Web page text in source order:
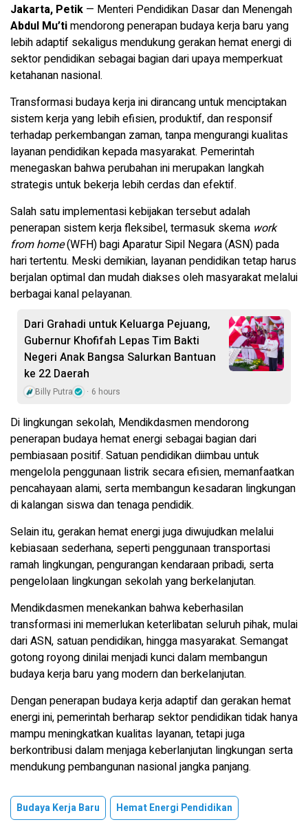
Jakarta, Petik — Menteri Pendidikan Dasar dan Menengah
Abdul Mu’timendorong penerapan budaya kerja baru yang
lebih adaptif sekaligus mendukung gerakan hemat energi di
sektor pendidikan sebagai bagian dari upaya memperkuat
ketahanan nasional.
Transformasi budaya kerja ini dirancang untuk menciptakan
sistem kerja yang lebih efisien, produktif, dan responsif
terhadap perkembangan zaman, tanpa mengurangi kualitas
layanan pendidikan kepada masyarakat. Pemerintah
menegaskan bahwa perubahan ini merupakan langkah
strategis untuk bekerja lebih cerdas dan efektif.
Salah satu implementasi kebijakan tersebut adalah
penerapan sistem kerja fleksibel, termasuk skema work
from home(WFH) bagi Aparatur Sipil Negara (ASN) pada
hari tertentu. Meski demikian, layanan pendidikan tetap harus
berjalan optimal dan mudah diakses oleh masyarakat melalui
berbagai kanal pelayanan.
Dari Grahadi untuk Keluarga Pejuang,
Gubernur Khofifah Lepas Tim Bakti
Negeri Anak Bangsa Salurkan Bantuan
ke 22 Daerah
Billy Putra 6 hours
Di lingkungan sekolah, Mendikdasmen mendorong
penerapan budaya hemat energi sebagai bagian dari
pembiasaan positif. Satuan pendidikan diimbau untuk
mengelola penggunaan listrik secara efisien, memanfaatkan
pencahayaan alami, serta membangun kesadaran lingkungan
di kalangan siswa dan tenaga pendidik.
Selain itu, gerakan hemat energi juga diwujudkan melalui
kebiasaan sederhana, seperti penggunaan transportasi
ramah lingkungan, pengurangan kendaraan pribadi, serta
pengelolaan lingkungan sekolah yang berkelanjutan.
Mendikdasmen menekankan bahwa keberhasilan
transformasi ini memerlukan keterlibatan seluruh pihak, mulai
dari ASN, satuan pendidikan, hingga masyarakat. Semangat
gotong royong dinilai menjadi kunci dalam membangun
budaya kerja baru yang modern dan berkelanjutan.
Dengan penerapan budaya kerja adaptif dan gerakan hemat
energi ini, pemerintah berharap sektor pendidikan tidak hanya
mampu meningkatkan kualitas layanan, tetapi juga
berkontribusi dalam menjaga keberlanjutan lingkungan serta
mendukung pembangunan nasional jangka panjang.
Budaya Kerja Baru Hemat Energi Pendidikan